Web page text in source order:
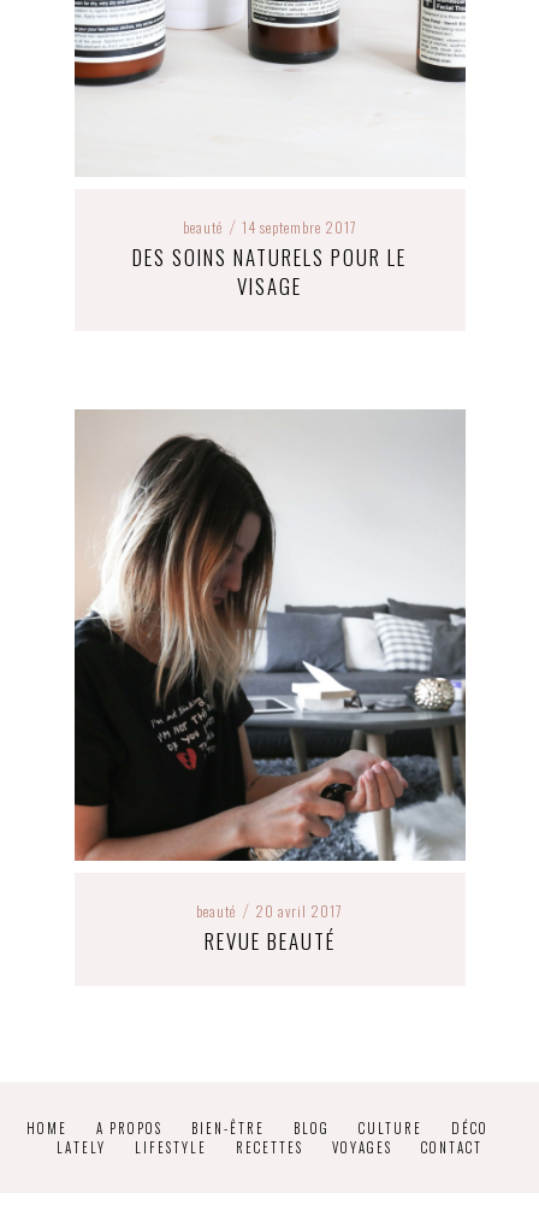
beauté / 14 septembre 2017
DES SOINS NATURELS POUR LE
VISAGE
beauté / 20 avril 2017
REVUE BEAUTÉ
HOME A PROPOS BIEN-ÊTRE BLOG CULTURE
DÉCO
LATELY
LIFESTYLE RECETTES VOYAGES CONTACT